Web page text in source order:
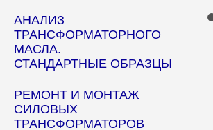
АНАЛИЗ
ТРАНСФОРМАТОРНОГО
МАСЛА.
СТАНДАРТНЫЕ ОБРАЗЦЫ
РЕМОНТ И МОНТАЖ
СИЛОВЫХ
ТРАНСФОРМАТОРОВ